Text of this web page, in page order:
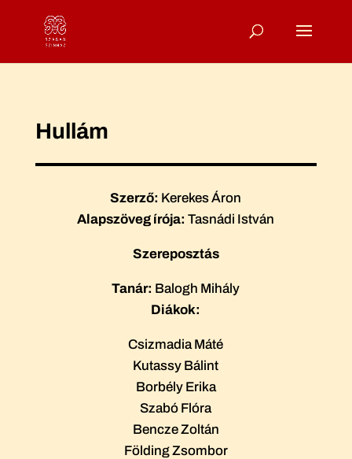
Hullám
Szerző: Kerekes Áron
Alapszöveg írója: Tasnádi István
Szereposztás
Tanár: Balogh Mihály
Diákok:
Csizmadia Máté
Kutassy Bálint
Borbély Erika
Szabó Flóra
Bencze Zoltán
Földing Zsombor